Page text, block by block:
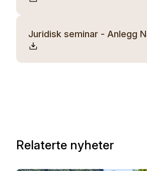
Juridisk seminar - Anlegg
Relaterte nyheter